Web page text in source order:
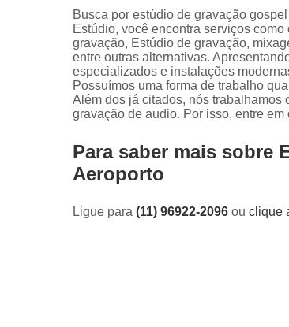
Busca por estúdio de gravação
Estúdio, você encontra serviços
gravação, Estúdio de gravação,
entre outras alternativas.
especializados e instalações
Possuímos uma forma de trabalho
Além dos já citados, nós trabalhamos
gravação de audio. Por isso, entre
Para saber mais sobre
Aeroporto
Ligue para (11) 96922-2096 ou clique